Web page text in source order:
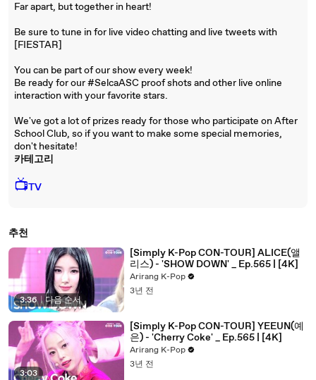
Far apart, but together in heart!
Be sure to tune in for live video chatting and live tweets with
[FIESTAR]
You can be part of our show every week!
Be ready for our #SelcaASC proof shots and other live online
interaction with your favorite stars.
We've got a lot of prizes ready for those who participate on After
School Club, so if you want to make some special memories,
don't hesitate!
카테고리
📺TV
추천
3:36 | 다음 순서
[Simply K-Pop CON-TOUR] ALICE(앨
리스) - 'SHOW DOWN' _ Ep.565 | [4K]
Arirang K-Pop
3년 전
3:03
[Simply K-Pop CON-TOUR] YEEUN(예
은) - 'Cherry Coke' _ Ep.565 | [4K]
Arirang K-Pop
3년 전